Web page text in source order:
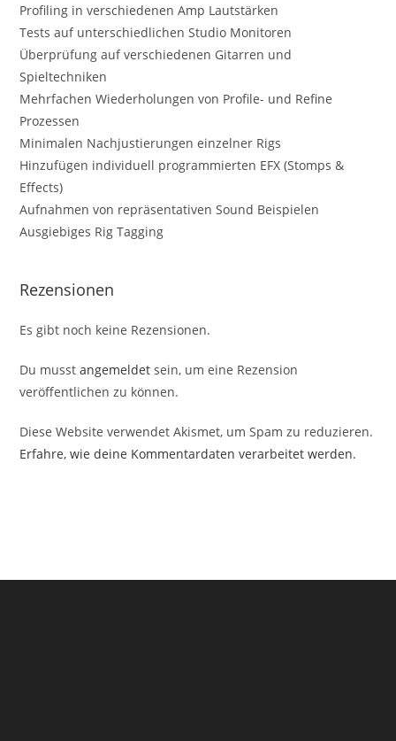
Profiling in verschiedenen Amp Lautstärken
Tests auf unterschiedlichen Studio Monitoren
Überprüfung auf verschiedenen Gitarren und
Spieltechniken
Mehrfachen Wiederholungen von Profile- und Refine
Prozessen
Minimalen Nachjustierungen einzelner Rigs
Hinzufügen individuell programmierten EFX (Stomps &
Effects)
Aufnahmen von repräsentativen Sound Beispielen
Ausgiebiges Rig Tagging
Rezensionen
Es gibt noch keine Rezensionen.
Du musstangemeldet sein, um eine Rezension
veröffentlichen zu können.
Diese Website verwendet Akismet, um Spam zu reduzieren.
Erfahre, wie deine Kommentardaten verarbeitet werden.